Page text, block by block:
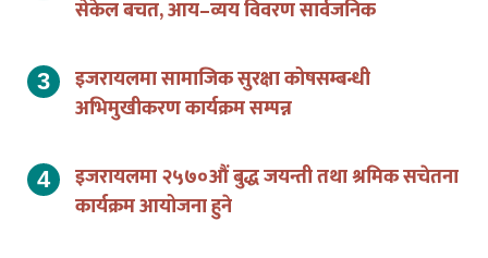
अभिमुखीकरण कार्यक्रम सम्पन्न
कार्यक्रम आयोजना हुने